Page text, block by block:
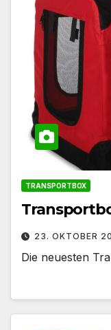
TRANSPORTBOX
23. OKTOBER
Die neuesten